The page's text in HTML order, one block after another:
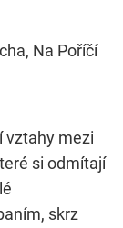
Na Poříčí
vztahy mezi
si odmítají
skrz